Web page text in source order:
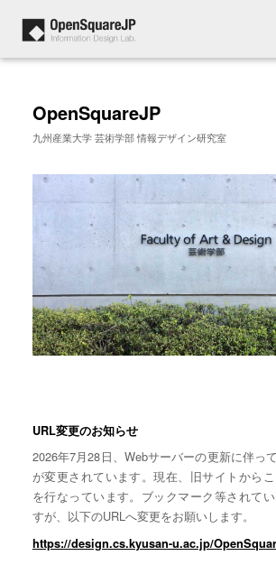
OpenSquareJP
九州産業大学 芸術学部 情報デザイン研究室
URL変更のお知らせ
2026年7月28日、Webサーバーの更新に伴っ
が変更されています。現在、旧サイトから
を行なっています。ブックマーク等されて
すが、以下のURLへ変更をお願いします。
https://design.cs.kyusan-u.ac.jp/